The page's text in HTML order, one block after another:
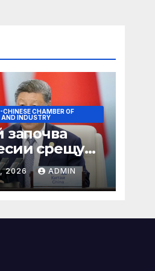
CHAMBER OF
AND INDUSTRY
започва
срещу
в сектора
2026 ADMIN